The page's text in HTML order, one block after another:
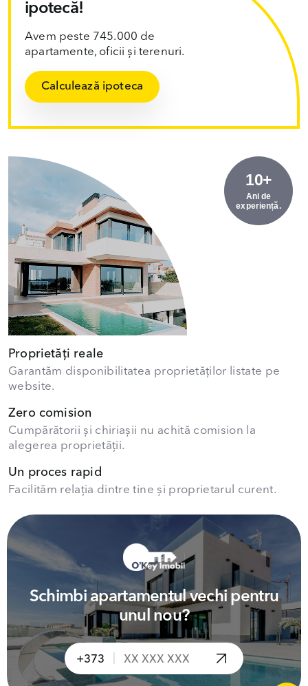
ipotecă!
Avem peste 745.000 de
apartamente, oficii și terenuri.
Calculează ipoteca
10+
Ani de
experiență.
Proprietăți reale
Garantăm disponibilitatea proprietăților listate pe
website.
Zero comision
Cumpărătorii și chiriașii nu achită comision la
alegerea proprietății.
Un proces rapid
Facilităm relația dintre tine și proprietarul curent.
Schimbi apartamentul vechi pentru
unul nou?
+373